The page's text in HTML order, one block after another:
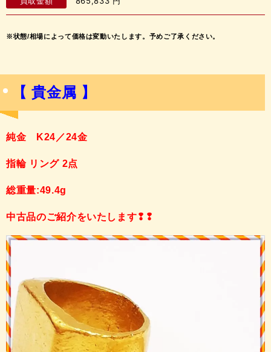
※状態/相場によって価格は変動いたします。予めご了承ください。
【 貴金属 】
純金 K24／24金
指輪 リング 2点
総重量:49.4g
中古品のご紹介をいたします❢❢